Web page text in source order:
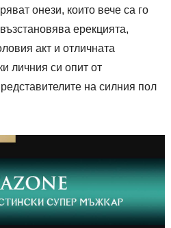
онези, които вече са го
ерекцията,
акт и отличната
личния си опит от
на силния пол